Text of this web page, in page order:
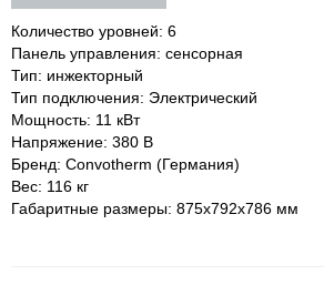
Количество уровней: 6
Панель управления: сенсорная
Тип: инжекторный
Тип подключения: Электрический
Мощность: 11 кВт
Напряжение: 380 В
Бренд: Convotherm (Германия)
Вес: 116 кг
Габаритные размеры: 875х792х786 мм